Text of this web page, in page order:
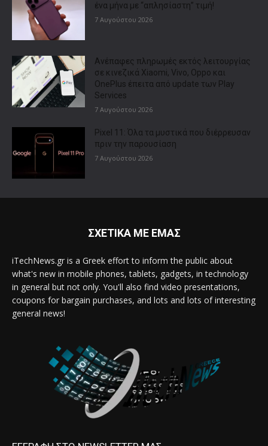
ένα μήνα με “απλησίαστη” τιμή!
7 Αυγούστου 2026
Ανέπαφες πληρωμές εκτός λειτουργίας
σε κινεζικά Xiaomi, Vivo, Oppo και
OnePlus έπειτα από update των Play
Services
7 Αυγούστου 2026
Pixel 11: Όλα τα μυστικά που διέρρευσαν
πριν την παρουσίαση
7 Αυγούστου 2026
ΣΧΕΤΙΚΑ ΜΕ ΕΜΑΣ
iTechNews.gr is a Greek effort to inform the public about
what's new in mobile phones, tablets, gadgets, in technology
in general but not only. You'll also find video presentations,
coupons for bargain purchases, and lots and lots of interesting
general news!